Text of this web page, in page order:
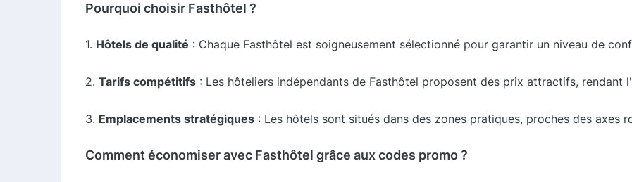
Pourquoi choisir Fasthôtel ?
1. Hôtels de qualité : Chaque Fasthôtel est soigneusement sélectionné pour garantir un niveau de
2. Tarifs compétitifs : Les hôteliers indépendants de Fasthôtel proposent des prix attractifs, rendant
3. Emplacements stratégiques : Les hôtels sont situés dans des zones pratiques, proches des axes
Comment économiser avec Fasthôtel grâce aux codes promo ?